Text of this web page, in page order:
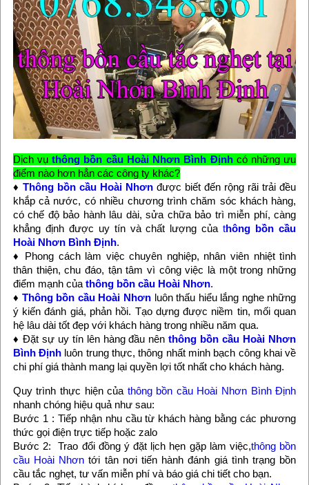
Dịch vụthông bồn cầu Hoài Nhơn Bình Địnhcó những ưu
điểm nào hơn hẳn các công ty khác?
♦ Thông bồn cầu Hoài Nhơn được biết đến rộng rãi trải đều
khắp cả nước, có nhiều chương trình chăm sóc khách hàng,
có chế độ bảo hành lâu dài, sửa chữa bảo trì miễn phí, càng
khẳng định được uy tín và chất lượng củathông bồn cầu
Hoài Nhơn Bình Định.
♦ Phong cách làm việc chuyên nghiệp, nhân viên nhiệt tình
thân thiện, chu đáo, tận tâm vì công việc là một trong những
điểm mạnh của thông bồn cầu Hoài Nhơn.
♦ Thông bồn cầu Hoài Nhơn luôn thấu hiểu lắng nghe những
ý kiến đánh giá, phản hồi. Tạo dựng được niềm tin, mối quan
hệ lâu dài tốt đẹp với khách hàng trong nhiều năm qua.
♦ Đặt sự uy tín lên hàng đầu nênthông bồn cầu Hoài Nhơn
Bình Định luôn trung thực, thông nhất minh bạch công khai về
chi phí giá thành mang lại quyền lợi tốt nhất cho khách hàng.
Quy trình thực hiện của thông bồn cầu Hoài Nhơn Bình Định
nhanh chóng hiệu quả như sau:
Bước 1 : Tiếp nhận nhu cầu từ khách hàng bằng các phương
thức gọi điện trực tiếp hoặc zalo
Bước 2: Trao đổi đồng ý đặt lịch hẹn gặp làm việc,thông bồn
cầu Hoài Nhơn tới tân nơi tiến hành đánh giá tình trạng bồn
cầu tắc nghẹt, tư vấn miễn phí và báo giá chi tiết cho bạn.